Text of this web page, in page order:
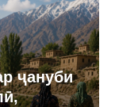
ҷануби